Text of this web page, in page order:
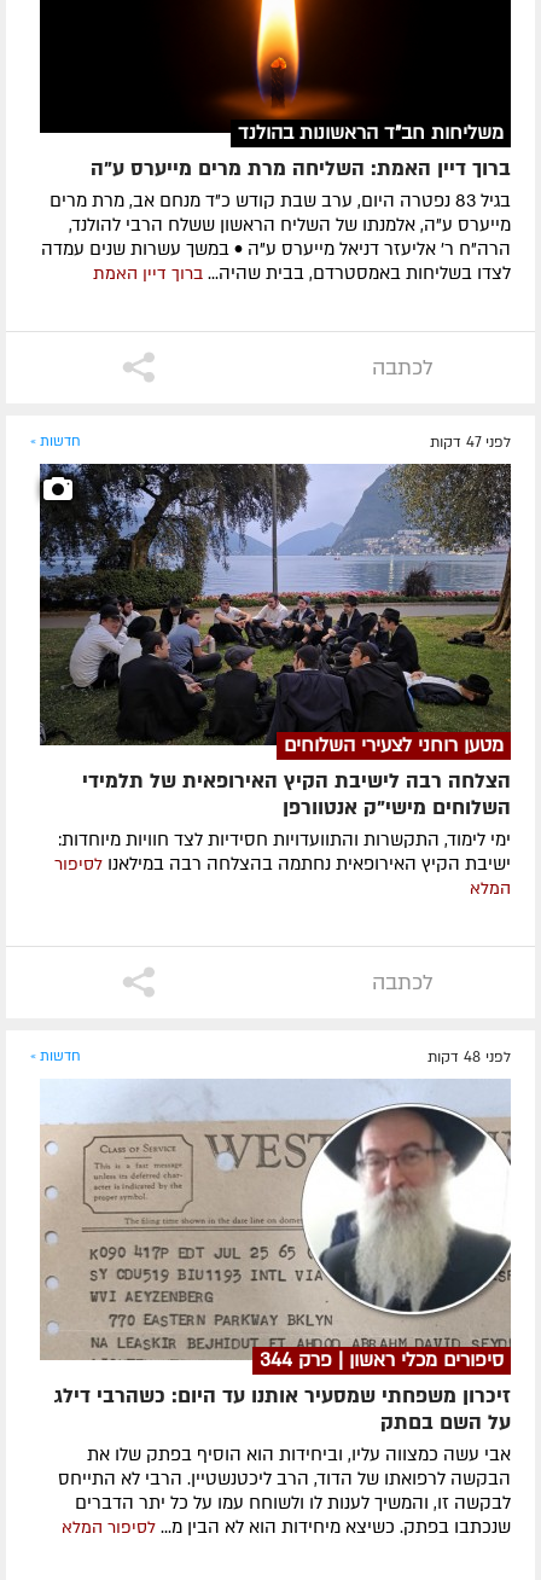
משליחות חב"ד הראשונות בהולנד
ברוך דיין האמת: השליחה מרת מרים מייערס ע"ה
בגיל 83 נפטרה היום, ערב שבת קודש כ"ד מנחם אב, מרת מרים
מייערס ע"ה, אלמנתו של השליח הראשון ששלח הרבי להולנד,
הרה"ח ר' אליעזר דניאל מייערס ע"ה • במשך עשרות שנים עמדה
לצדו בשליחות באמסטרדם, בבית שהיה... ברוך דיין האמת
לכתבה
לפני 47 דקות חדשות »
מטען רוחני לצעירי השלוחים
הצלחה רבה לישיבת הקיץ האירופאית של תלמידי
השלוחים מישי"ק אנטוורפן
ימי לימוד, התקשרות והתוועדויות חסידיות לצד חוויות מיוחדות:
ישיבת הקיץ האירופאית נחתמה בהצלחה רבה במילאנו לסיפור
המלא
לכתבה
לפני 48 דקות חדשות »
סיפורים מכלי ראשון | פרק 344
זיכרון משפחתי שמסעיר אותנו עד היום: כשהרבי דילג
על השם בםתק
אבי עשה כמצווה עליו, וביחידות הוא הוסיף בפתק שלו את
הבקשה לרפואתו של הדוד, הרב ליכטנשטיין. הרבי לא התייחס
לבקשה זו, והמשיך לענות לו ולשוחח עמו על כל יתר הדברים
שנכתבו בפתק. כשיצא מיחידות הוא לא הבין מ... לסיפור המלא